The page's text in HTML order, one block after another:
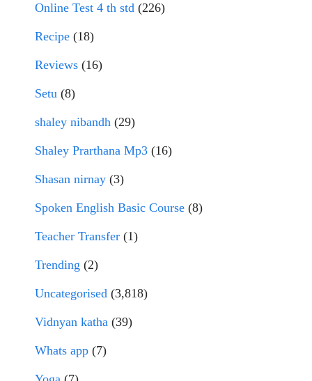
Online Test 4 th std (226)
Recipe (18)
Reviews (16)
Setu (8)
shaley nibandh (29)
Shaley Prarthana Mp3 (16)
Shasan nirnay (3)
Spoken English Basic Course (8)
Teacher Transfer (1)
Trending (2)
Uncategorised (3,818)
Vidnyan katha (39)
Whats app (7)